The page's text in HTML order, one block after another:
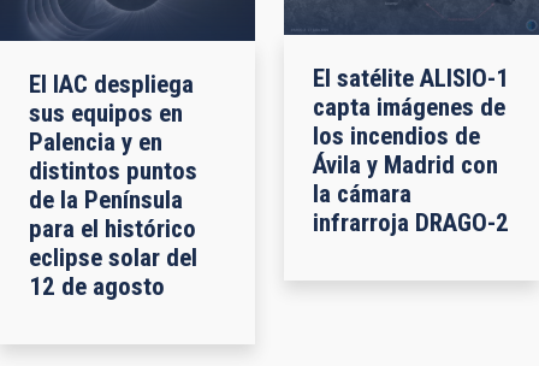
El IAC despliega
sus equipos en
Palencia y en
distintos puntos
de la Península
para el histórico
eclipse solar del
12 de agosto
El satélite ALISIO-1
capta imágenes de
los incendios de
Ávila y Madrid con
la cámara
infrarroja DRAGO-2